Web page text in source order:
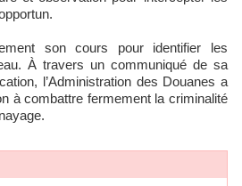
son cours pour identifier les
À travers un communiqué de sa
l’Administration des Douanes a
à combattre fermement la criminalité